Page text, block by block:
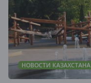
НОВОСТИ КАЗАХСТАНА